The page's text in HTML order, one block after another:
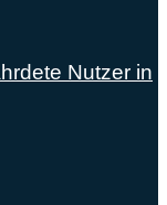
Nutzer in